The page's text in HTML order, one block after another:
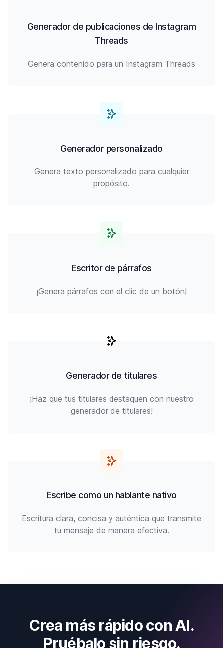
Generador de publicaciones de Instagram
Threads
Genera contenido para un Instagram Threads
Generador personalizado
Genera texto personalizado para cualquier
propósito.
Escritor de párrafos
¡Genera párrafos con el clic de un botón!
Generador de titulares
¡Haz que tus titulares destaquen con nuestro
generador de titulares!
Escribe como un hablante nativo
Escritura clara, concisa y auténtica que transmite
tu mensaje de manera efectiva.
Crea más rápido con AI.
Pruébalo sin riesgo.